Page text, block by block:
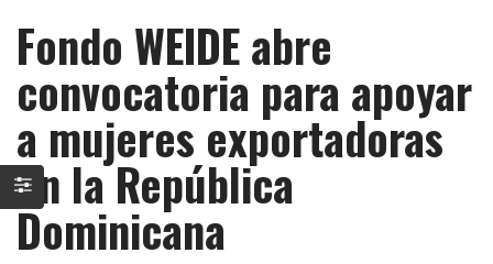
Fondo WEIDE abre
convocatoria para apoyar
a mujeres exportadoras
en la República
Dominicana